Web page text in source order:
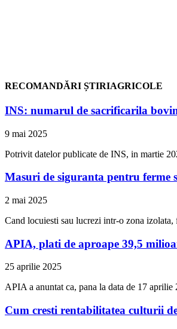
RECOMANDĂRI ȘTIRIAGRICOLE
INS: numarul de sacrificarila
9 mai 2025
Potrivit datelor publicate de INS, in martie
Masuri de siguranta pentru ferme
2 mai 2025
Cand locuiesti sau lucrezi intr-o zona izolata,
APIA, plati de aproape 39,5
25 aprilie 2025
APIA a anuntat ca, pana la data de 17
Cum cresti rentabilitatea culturii